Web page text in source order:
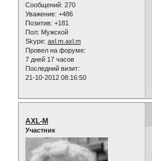
Сообщений: 270
Уважение: +486
Позитив: +181
Пол: Мужской
Skype: axl.m.axl.m
Провел на форуме:
7 дней 17 часов
Последний визит:
21-10-2012 08:16:50
AXL-M
Участник